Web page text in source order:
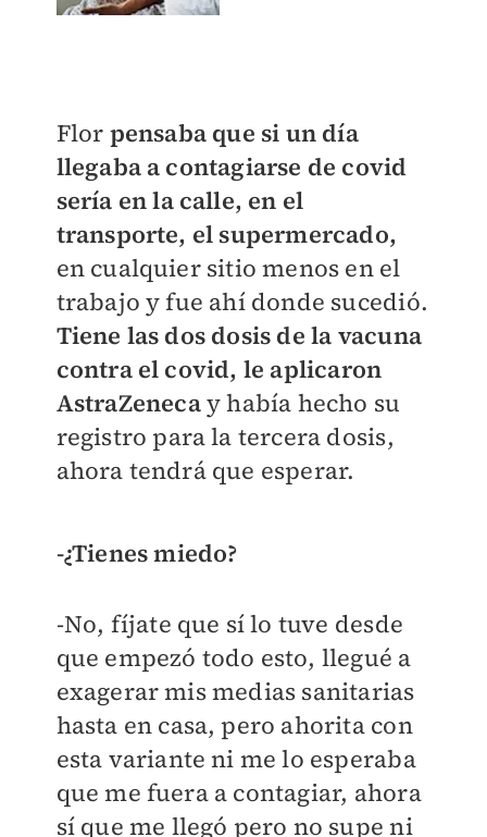
Flor pensaba que si un día
llegaba a contagiarse de covid
sería en la calle, en el
transporte, el supermercado,
en cualquier sitio menos en el
trabajo y fue ahí donde sucedió.
Tiene las dos dosis de la vacuna
contra el covid, le aplicaron
AstraZenecay había hecho su
registro para la tercera dosis,
ahora tendrá que esperar.
-¿Tienes miedo?
-No, fíjate que sí lo tuve desde
que empezó todo esto, llegué a
exagerar mis medias sanitarias
hasta en casa, pero ahorita con
esta variante ni me lo esperaba
que me fuera a contagiar, ahora
sí que me llegó pero no supe ni